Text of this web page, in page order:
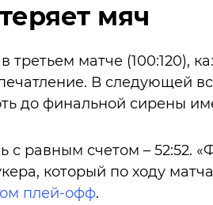
мяч
матче (100:120),
В следующей
до финальной сирены
равным счетом – 52:52.
который по ходу матча
плей-офф.